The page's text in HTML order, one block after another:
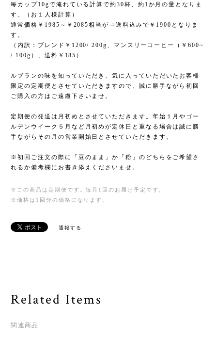
毎カップ10gで淹れている計算で約30杯、約1か月の量となりま
す。（お１人様計算）
通常価格￥1985～￥2085相当が⇒送料込みで￥1900となりま
す。
（内訳：ブレンド￥1200/ 200g、マンスリーコーヒー（￥600~
/ 100g）、送料￥185）
ルブランの味を知っていただき、気に入っていただいたお客様
限定の定期便とさせていただきますので、誠に勝手ながら初回
ご購入の方はご遠慮下さいませ。
定期便の発送は月初めとさせていただきます。年始１月やゴー
ルデンウイーク５月など月初めが定休日と重なる場合は誠に勝
手ながらその月の営業開始日とさせていただきます。
※初回ご注文の際に「豆のまま」か「粉」のどちらをご希望さ
れるか備考欄にお書き添えくださいませ。
※この商品は定期便です。毎月1回のお届け予定です。
※価格は1回分の価格になります。
通報する
Related Items
関連商品